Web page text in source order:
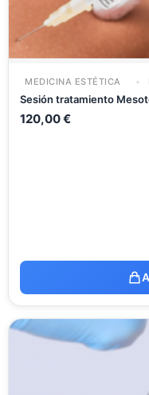
MEDICINA ESTÉTICA
Sesión tratamiento
120,00€